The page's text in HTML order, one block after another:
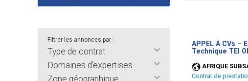
Filtrer les annonces par :
Type de contrat
Domaines d'expertises
Zone géographique
APPEL À CVs –
Technique TEI
AFRIQUE
Contrat de